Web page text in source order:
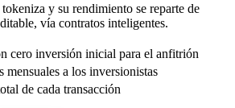
y su rendimiento se reparte de
vía contratos inteligentes.
cero inversión inicial para el anfitrión
mensuales a los inversionistas
de cada transacción